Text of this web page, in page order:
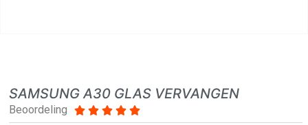
SAMSUNG A30 GLAS VERVANGEN
Beoordeling     